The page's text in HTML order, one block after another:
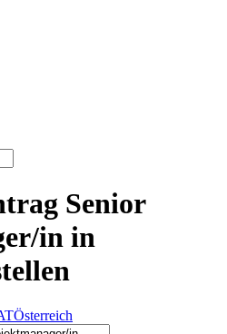
Senior
in in
Österreich